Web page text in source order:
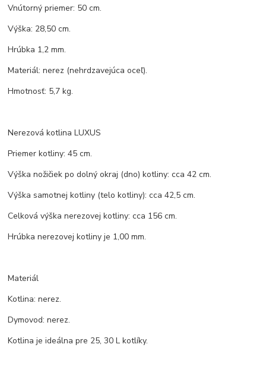
Vnútorný priemer: 50 cm.
Výška: 28,50 cm.
Hrúbka 1,2 mm.
Materiál: nerez (nehrdzavejúca oceľ).
Hmotnosť: 5,7 kg.
Nerezová kotlina LUXUS
Priemer kotliny: 45 cm.
Výška nožičiek po dolný okraj (dno) kotliny: cca 42 cm.
Výška samotnej kotliny (telo kotliny): cca 42,5 cm.
Celková výška nerezovej kotliny: cca 156 cm.
Hrúbka nerezovej kotliny je 1,00 mm.
Materiál
Kotlina: nerez.
Dymovod: nerez.
Kotlina je ideálna pre 25, 30 L kotlíky.